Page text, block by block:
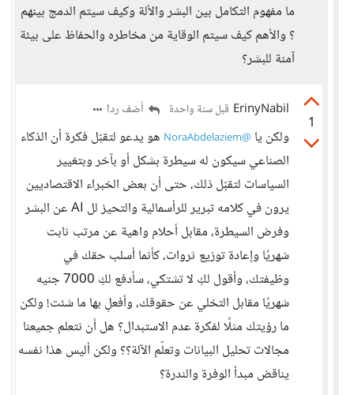
ما مفهوم التكامل بين البشر والألة وكيف سيتم الدمج بينهم
؟ والأهم كيف سيتم الوقاية من مخاطره والحفاظ على بيئة
آمنة للبشر؟
1
ErinyNabil قبل سنة واحدة أضف ردا
ولكن يا @NoraAbdelaziem
هو يدعو لتقبّل فكرة أن الذكاء
الصناعي سيكون له سيطرة بشكل أو بآخر وبتغيير
السياسات لتقبّل ذلك، حتى أن بعض الخبراء الاقتصاديين
يرون في كلامه تبرير للرأسمالية والتحيز لل AI عن البشر
وفرض السيطرة، مقابل أحلام واهية عن مرتب ثابت
شهريًا وإعادة توزيع ثروات، كأنما أسلب حقك في
وظيفتك، وأقول لكِ لا تشتكي، سأدفع لكِ 7000 جنيه
شهريًا مقابل التخلي عن حقوقك، وأفعلِ بها ما شئت! ولكن
ما رؤيتك مثلًا لفكرة عدم الاستبدال؟ هل أن نتعلم جميعنا
مجالات تحليل البيانات وتعلّم الآلة؟؟ ولكن أليس هذا نفسه
يناقض مبدأ الوفرة والندرة؟